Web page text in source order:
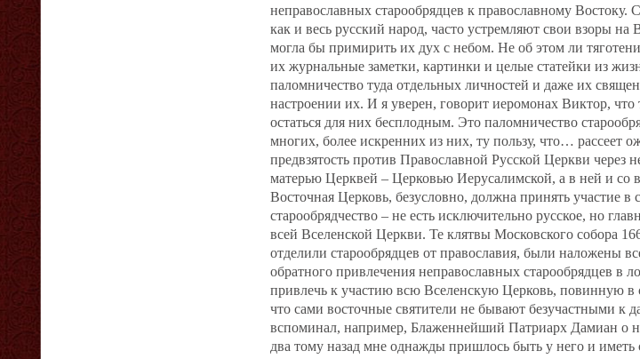
неправославных старообрядцев к православному Востоку.
как и весь русский народ, часто устремляют свои взоры
могла бы примирить их дух с небом. Не об этом ли
их журнальные заметки, картинки и целые статейки из
паломничество туда отдельных личностей и даже их
настроении их. И я уверен, говорит иеромонах Виктор,
остаться для них бесплодным. Это паломничество
многих, более искренних из них, ту пользу, что… рассеет
предвзятость против Православной Русской Церкви через
матерью Церквей – Церковью Иерусалимской, а в ней и со
Восточная Церковь, безусловно, должна принять участие в
старообрядчество – не есть исключительно русское, но
всей Вселенской Церкви. Те клятвы Московского собора
отделили старообрядцев от православия, были наложены
обратного привлечения неправославных старообрядцев
привлечь к участию всю Вселенскую Церковь, повинную в
что сами восточные святители не бывают безучастными к
вспоминал, например, Блаженнейший Патриарх Дамиан о
два тому назад мне однажды пришлось быть у него и